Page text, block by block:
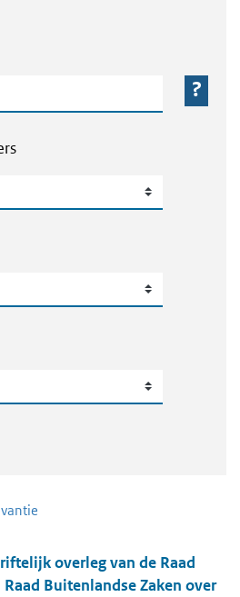
overleg van de Raad
Buitenlandse Zaken over